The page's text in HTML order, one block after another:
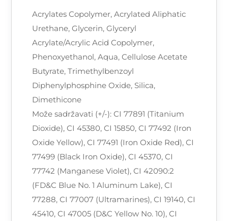
Acrylates Copolymer, Acrylated Aliphatic
Urethane, Glycerin, Glyceryl
Acrylate/Acrylic Acid Copolymer,
Phenoxyethanol, Aqua, Cellulose Acetate
Butyrate, Trimethylbenzoyl
Diphenylphosphine Oxide, Silica,
Dimethicone
Može sadržavati (+/-): CI 77891 (Titanium
Dioxide), CI 45380, CI 15850, CI 77492 (Iron
Oxide Yellow), CI 77491 (Iron Oxide Red), CI
77499 (Black Iron Oxide), CI 45370, CI
77742 (Manganese Violet), CI 42090:2
(FD&C Blue No. 1 Aluminum Lake), CI
77288, CI 77007 (Ultramarines), CI 19140, CI
45410, CI 47005 (D&C Yellow No. 10), CI